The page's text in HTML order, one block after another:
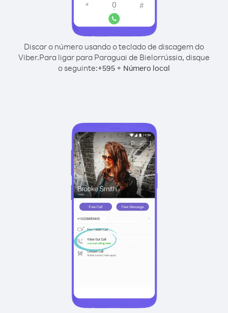
Discar o número usando o teclado de discagem do
Viber.Para ligar para Paraguai de Bielorrússia, disque
o seguinte:+595 + Número local